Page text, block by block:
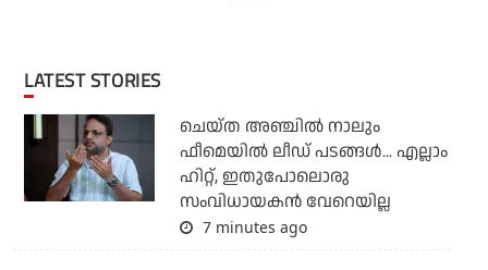
LATEST STORIES
ചെയ്ത അഞ്ചില്‍ നാലും
ഫീമെയില്‍ ലീഡ് പടങ്ങള്‍... എല്ലാം
ഹിറ്റ്, ഇതുപോലൊരു
സംവിധായകന്‍ വേറെയില്ല
7 minutes ago